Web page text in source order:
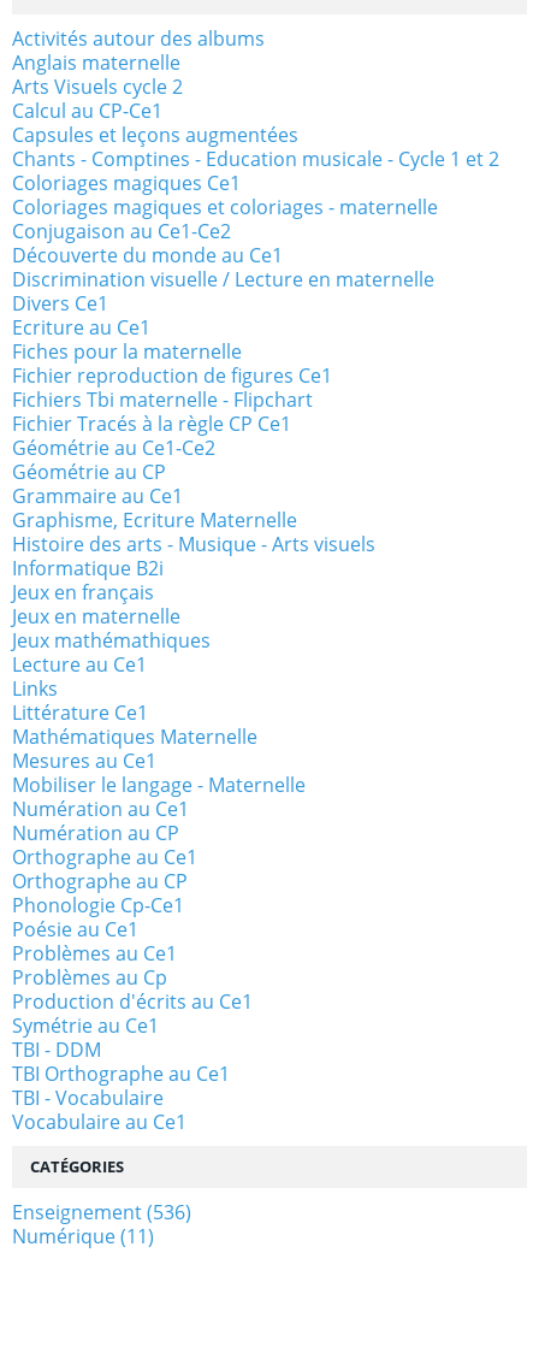
Activités autour des albums
Anglais maternelle
Arts Visuels cycle 2
Calcul au CP-Ce1
Capsules et leçons augmentées
Chants - Comptines - Education musicale - Cycle 1 et 2
Coloriages magiques Ce1
Coloriages magiques et coloriages - maternelle
Conjugaison au Ce1-Ce2
Découverte du monde au Ce1
Discrimination visuelle / Lecture en maternelle
Divers Ce1
Ecriture au Ce1
Fiches pour la maternelle
Fichier reproduction de figures Ce1
Fichiers Tbi maternelle - Flipchart
Fichier Tracés à la règle CP Ce1
Géométrie au Ce1-Ce2
Géométrie au CP
Grammaire au Ce1
Graphisme, Ecriture Maternelle
Histoire des arts - Musique - Arts visuels
Informatique B2i
Jeux en français
Jeux en maternelle
Jeux mathémathiques
Lecture au Ce1
Links
Littérature Ce1
Mathématiques Maternelle
Mesures au Ce1
Mobiliser le langage - Maternelle
Numération au Ce1
Numération au CP
Orthographe au Ce1
Orthographe au CP
Phonologie Cp-Ce1
Poésie au Ce1
Problèmes au Ce1
Problèmes au Cp
Production d'écrits au Ce1
Symétrie au Ce1
TBI - DDM
TBI Orthographe au Ce1
TBI - Vocabulaire
Vocabulaire au Ce1
CATÉGORIES
Enseignement(536)
Numérique(11)